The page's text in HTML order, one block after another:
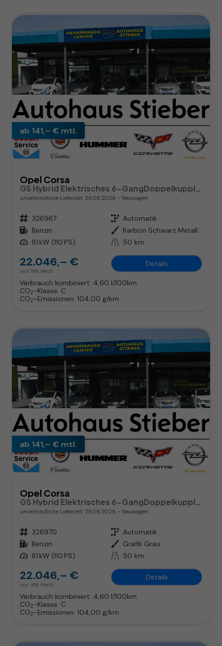
ab 141,– € mtl.
Opel Corsa
unverbindliche Lieferzeit: 28.08.2026 Neuwagen
Fahrzeugnr. 326967 Getriebe Automatik
Kraftstoff Benzin Außenfarbe
Karbon Schwarz Metallic
Leistung 81 kW (110 PS) Kilometerstand 50 km
22.046,– €
incl. 19% MwSt.
Details
Verbrauch kombiniert: 4,60 l/100km
CO2-Klasse: C
CO2-Emissionen: 104,00 g/km
ab 141,– € mtl.
Opel Corsa
unverbindliche Lieferzeit: 28.08.2026 Neuwagen
Fahrzeugnr. 326970 Getriebe Automatik
Kraftstoff Benzin Außenfarbe Grafik Grau
Leistung 81 kW (110 PS) Kilometerstand 50 km
22.046,– €
incl. 19% MwSt.
Details
Verbrauch kombiniert: 4,60 l/100km
CO2-Klasse: C
CO2-Emissionen: 104,00 g/km